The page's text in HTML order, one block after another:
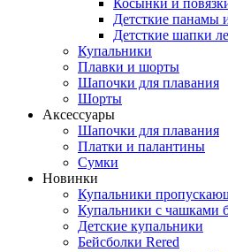
Косынки и
Детсткие панамы
Детсткие шапки
Купальники
Плавки и шорты
Шапочки для плавания
Шорты
Аксессуары
Шапочки для плавания
Платки и палантины
Сумки
Новинки
Купальники
Купальники с чашками
Детские купальники
Бейсболки Rered